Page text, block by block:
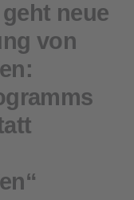
neue
von